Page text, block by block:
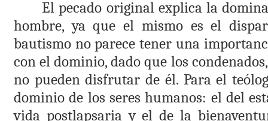
El pecado original explica la
hombre, ya que el mismo es el
bautismo no parece tener una
con el dominio, dado que los
no pueden disfrutar de él. Para el
dominio de los seres humanos: el del
vida postlapsaria y el de la